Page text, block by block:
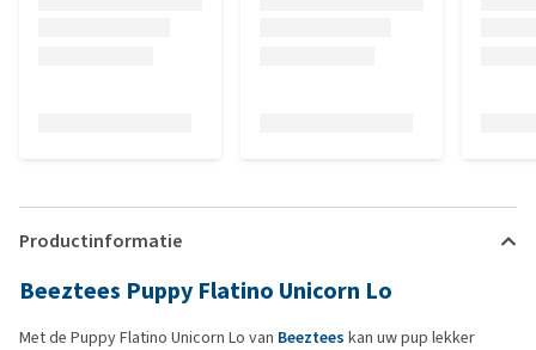
Productinformatie
Beeztees Puppy Flatino Unicorn Lo
Met de Puppy Flatino Unicorn Lo van Beeztees kan uw pup lekker